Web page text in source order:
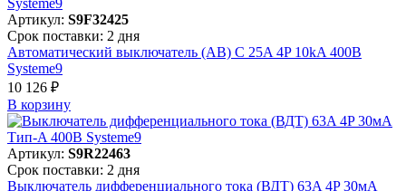
Артикул: S9F32425
Срок поставки: 2 дня
Автоматический выключатель (АВ) C 25A 4P 10kA 400В
Systeme9
10 126 ₽
В корзинy
Артикул: S9R22463
Срок поставки: 2 дня
Выключатель дифференциального тока (ВДТ) 63A 4P 30мА